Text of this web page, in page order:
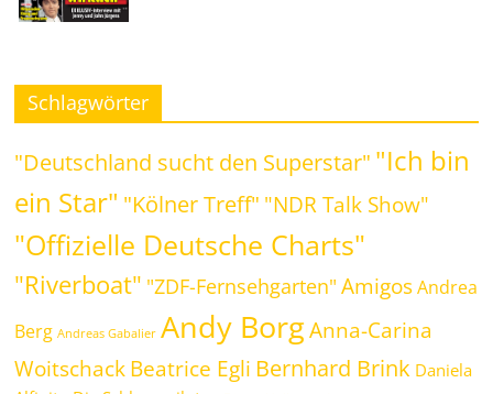
Schlagwörter
"Deutschland sucht den Superstar" "Ich bin
ein Star" "Kölner Treff" "NDR Talk Show"
"Offizielle Deutsche Charts"
"Riverboat" "ZDF-Fernsehgarten" Amigos Andrea
Berg Andreas Gabalier Andy Borg Anna-Carina
WoitschackBeatrice Egli Bernhard Brink Daniela